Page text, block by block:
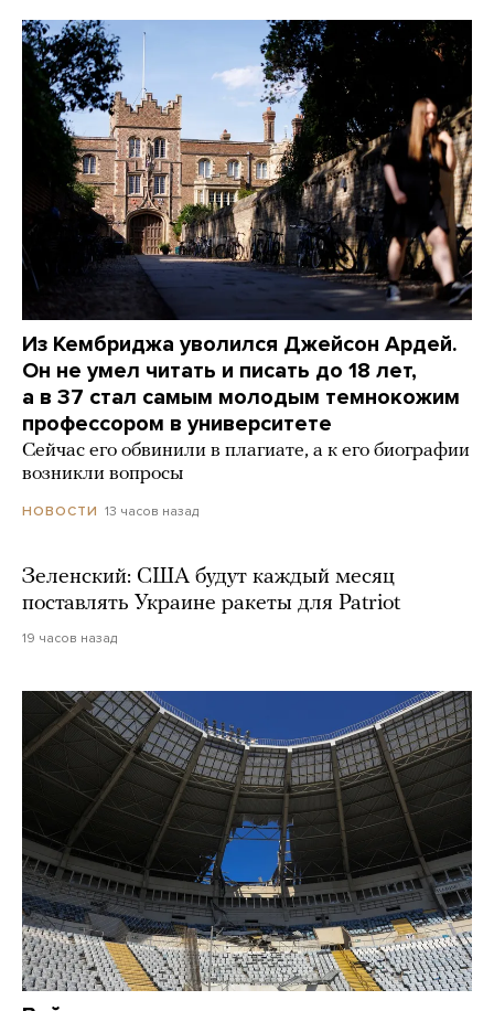
Из Кембриджа уволился Джейсон Ардей.
Он не умел читать и писать до 18 лет,
а в 37 стал самым молодым темнокожим
профессором в университете
Сейчас его обвинили в плагиате, а к его биографии
возникли вопросы
НОВОСТИ 13 часов назад
Зеленский: США будут каждый месяц
поставлять Украине ракеты для Patriot
19 часов назад